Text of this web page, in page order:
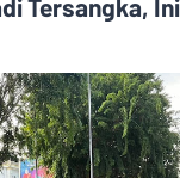
Tersangka,